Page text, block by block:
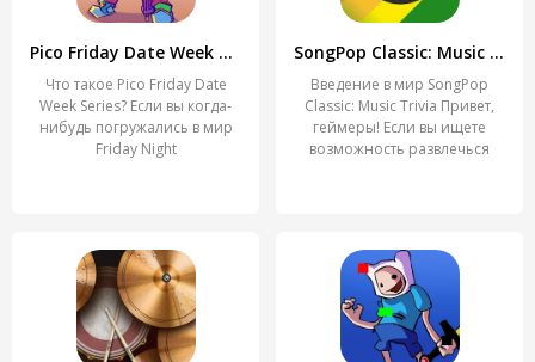
Pico Friday Date Week Series
Что такое Pico Friday Date
Week Series? Если вы когда-
нибудь погружались в мир
Friday Night
SongPop Classic: Music Trivia
Введение в мир SongPop
Classic: Music Trivia Привет,
геймеры! Если вы ищете
возможность развлечься